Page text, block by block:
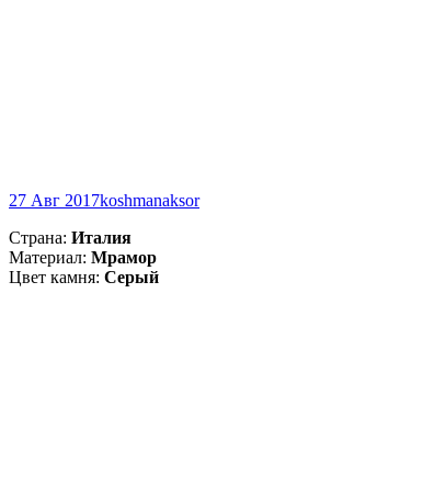
27 Авг 2017koshmanaksor
Страна: Италия
Материал: Мрамор
Цвет камня: Серый